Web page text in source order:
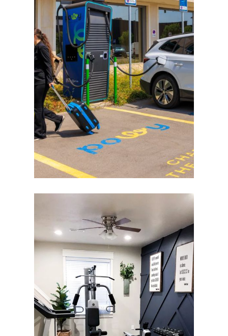
Elbil på semester: så väljer
du boende med laddning
utan krångel och onödiga
kostnader
Planera din elbilsemester utan stress. Vi
tipsar om hur du väljer boende med laddning
och undviker onödiga kostnader. Läs mer
hos Skårebo för en smidigare resa.
Spara pengar och håll formen på semestern!
Vi jämför hemmagym med hotellgym och
visar hur rätt utrustning från gorillasports.se
gör din träning mer flexibel.